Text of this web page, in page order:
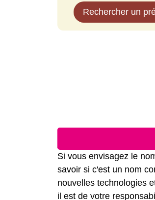
Rechercher un
Si vous envisagez le
savoir si c'est un nom
nouvelles technologies
il est de votre